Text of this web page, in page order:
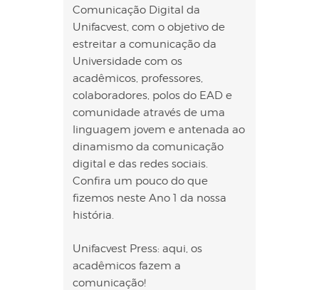
Comunicação Digital da
Unifacvest, com o objetivo de
estreitar a comunicação da
Universidade com os
acadêmicos, professores,
colaboradores, polos do EAD e
comunidade através de uma
linguagem jovem e antenada ao
dinamismo da comunicação
digital e das redes sociais.
Confira um pouco do que
fizemos neste Ano 1 da nossa
história.
Unifacvest Press: aqui, os
acadêmicos fazem a
comunicação!